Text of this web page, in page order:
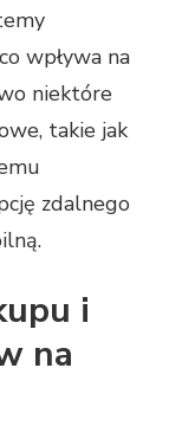
wpływa na
niektóre
takie jak
zdalnego
i
na